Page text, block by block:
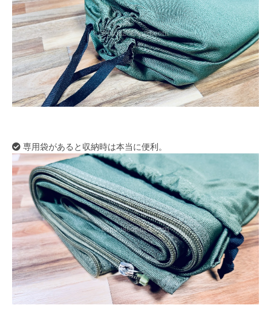
専用袋があると収納時は本当に便利。